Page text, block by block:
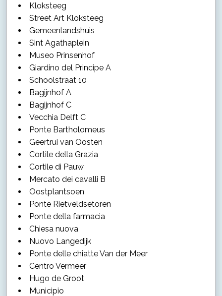
Kloksteeg
Street Art Kloksteeg
Gemeenlandshuis
Sint Agathaplein
Museo Prinsenhof
Giardino del Principe A
Schoolstraat 10
Bagijnhof A
Bagijnhof C
Vecchia Delft C
Ponte Bartholomeus
Geertrui van Oosten
Cortile della Grazia
Cortile di Pauw
Mercato dei cavalli B
Oostplantsoen
Ponte Rietveldsetoren
Ponte della farmacia
Chiesa nuova
Nuovo Langedijk
Ponte delle chiatte Van der Meer
Centro Vermeer
Hugo de Groot
Municipio